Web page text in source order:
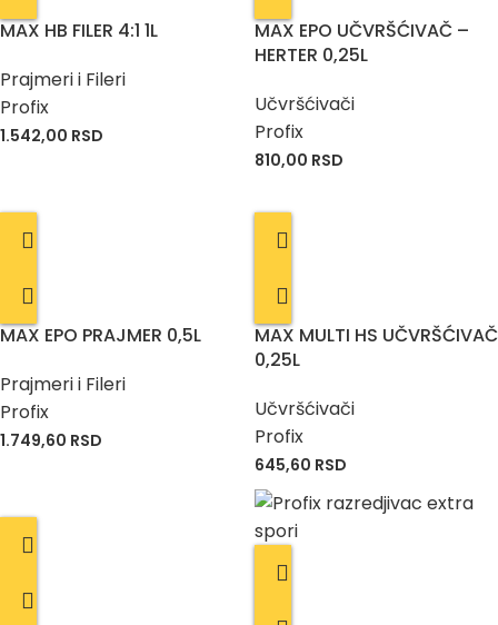
MAX HB FILER 4:1 1L
Prajmeri i Fileri
Profix
1.542,00 RSD
MAX EPO UČVRŠĆIVAČ –
HERTER 0,25L
Učvršćivači
Profix
810,00 RSD
MAX EPO PRAJMER 0,5L
Prajmeri i Fileri
Profix
1.749,60 RSD
MAX MULTI HS UČVRŠĆIVAČ
0,25L
Učvršćivači
Profix
645,60 RSD